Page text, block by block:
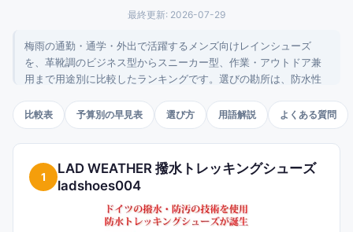
最終更新: 2026-07-29
梅雨の通勤・通学・外出で活躍するメンズ向けレインシューズ
を、革靴調のビジネス型からスニーカー型、作業・アウトドア兼
用まで用途別に比較したランキングです。選びの勘所は、防水性
は完全防水を選ぶと安心です。
比較表 予算別の早見表 選び方 用語解説 よくある質問
1
LAD WEATHER 撥水トレッキングシューズ
ladshoes004